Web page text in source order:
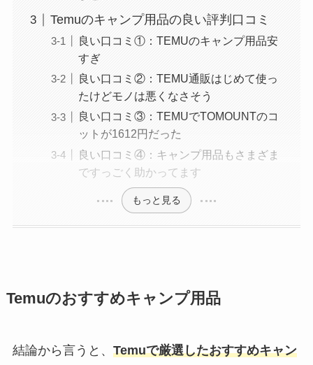
Temuのキャンプ用品の良い評判口コミ
良い口コミ①：TEMUのキャンプ用品安
すぎ
良い口コミ②：TEMU通販はじめて使っ
たけどモノは悪くなさそう
良い口コミ③：TEMUでTOMOUNTのコ
ットが1612円だった
良い口コミ④：キャンプ用品もさまざま
ですっごく助かってます
もっと見る
Temuのおすすめキャンプ用品
結論から言うと、 Temuで厳選したおすすめキャン